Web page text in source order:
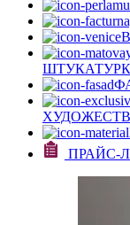
ПРАЙС-